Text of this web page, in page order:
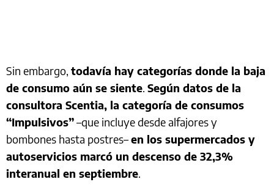
Sin embargo, todavía hay categorías donde la baja
de consumo aún se siente. Según datos de la
consultora Scentia, la categoría de consumos
“Impulsivos”–que incluye desde alfajores y
bombones hasta postres–en los supermercados y
autoservicios marcó un descenso de 32,3%
interanual en septiembre.